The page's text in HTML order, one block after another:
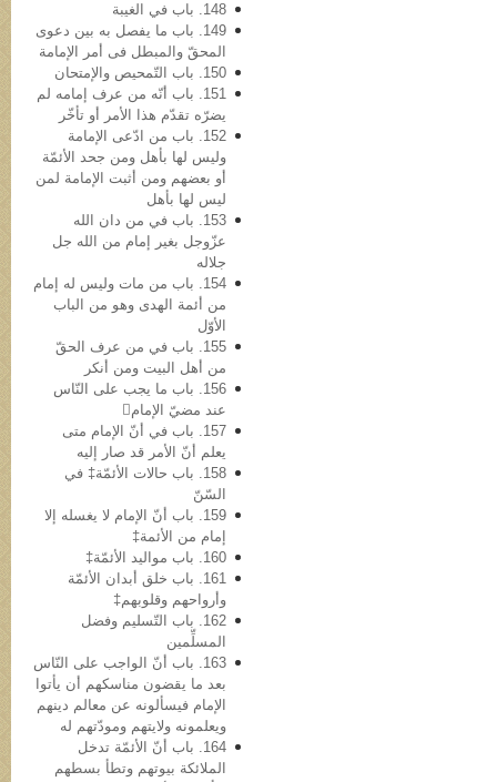
148. باب في الغیبة
149. باب ما یفصل به بین دعوی
المحقّ والمبطل فی أمر الإمامة
150. باب التّمحیص والإمتحان
151. باب أنّه من عرف إمامه لم
یضرّه تقدّم هذا الأمر أو تأخّر
152. باب من ادّعی الإمامة
ولیس لها بأهل ومن جحد الأئمّة
أو بعضهم ومن أثبت الإمامة لمن
لیس لها بأهل
153. باب في من دان الله
عزّوجل بغیر إمام من الله جل
جلاله
154. باب من مات ولیس له إمام
من أئمة الهدی وهو من الباب
الأوّل
155. باب في من عرف الحقّ
من أهل البیت ومن أنکر
156. باب ما یجب على النّاس
عند مضيّ الإمام
157. باب في أنّ الإمام متی
یعلم أنّ الأمر قد صار إلیه
158. باب حالات الأئمّة‡ في
السّنّ
159. باب أنّ الإمام لا یغسله إلا
إمام من الأئمة‡
160. باب موالید الأئمّة‡
161. باب خلق أبدان الأئمّة
وأرواحهم وقلوبهم‡
162. باب التّسلیم وفضل
المسلِّمین
163. باب أنّ الواجب علی النّاس
بعد ما یقضون مناسکهم أن یأتوا
الإمام فیسألونه عن معالم دینهم
ویعلمونه ولایتهم ومودّتهم له
164. باب أنّ الأئمّة تدخل
الملائکة بیوتهم وتطأ بسطهم